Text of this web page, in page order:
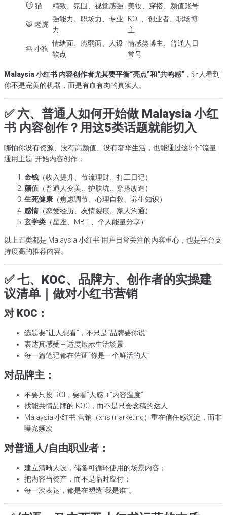
🐱 猫
精致、氛围、视觉感强 美妆、穿搭、颜值账号
🐯 老虎
强能力、职场力、专业
力
KOL、创业者、职场博
主
🐶 小狗
情绪面、脆弱面、人设
软点
情感类博主、普通人日
常号
Malaysia 小红书 内容创作者尤其要平衡“亮点”和“共鸣感” ，让人看到
你不是完美的机器，而是有血有肉的真实人。
✅ 六、普通人如何开始做 Malaysia 小红
书 内容创作？用这5类话题就能切入
哪怕你没有资源、没有高颜值、没有奢华生活，也能通过这5个“流量
通用主题”开始内容创作：
金钱 （收入提升、节流理财、打工日记）
颜值 （普通人变美、护肤坑、穿搭改造）
生死健康 （焦虑调节、心理自救、养生知识）
感情 （恋爱经历、友情裂痕、家人沟通）
玄学类 （星座、MBTI、个人能量分享）
以上五类都是 Malaysia 小红书 用户日常关注的内容重心，也是平台支
持度高的推荐内容。
✅ 七、KOC、品牌方、创作者的实操建
议清单｜做对小红书营销
对 KOC：
选题要“让人想看”，不只是“品牌要你说”
表达真感受 + 适度展示生活场景
每一篇笔记都在佐证“你是一个鲜活的人”
对品牌主：
不要只投 ROI，要看“人感”+“内容温度”
找能共情品牌的 KOC，而不是只会念稿的达人
Malaysia 小红书 营销（xhs marketing）重在信任感沉淀，而非
曝光频次
对普通人/自由职业者：
建立清晰人设，储备可循环使用的场景内容；
把内容当资产，而不是临时应付；
每一次表达，都是在塑造“我是谁”。